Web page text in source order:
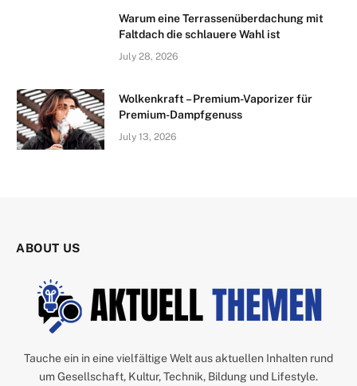
Warum eine Terrassenüberdachung mit
Faltdach die schlauere Wahl ist
July 28, 2026
Wolkenkraft – Premium-Vaporizer für
Premium-Dampfgenuss
July 13, 2026
ABOUT US
Tauche ein in eine vielfältige Welt aus aktuellen Inhalten rund
um Gesellschaft, Kultur, Technik, Bildung und Lifestyle.